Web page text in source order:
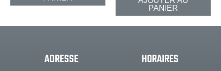
PANIER
ADRESSE HORAIRES